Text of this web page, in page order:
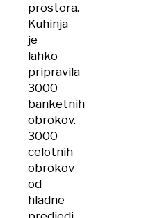
prostora.
Kuhinja
je
lahko
pripravila
3000
banketnih
obrokov.
3000
celotnih
obrokov
od
hladne